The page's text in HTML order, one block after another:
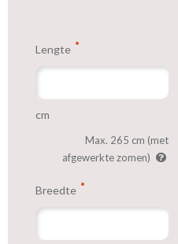
Lengte
cm
Max. 265 cm (met
afgewerkte zomen)
Breedte